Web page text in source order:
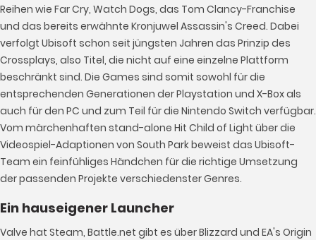
Reihen wie Far Cry, Watch Dogs, das Tom Clancy-Franchise
und das bereits erwähnte Kronjuwel Assassin's Creed. Dabei
verfolgt Ubisoft schon seit jüngsten Jahren das Prinzip des
Crossplays, also Titel, die nicht auf eine einzelne Plattform
beschränkt sind. Die Games sind somit sowohl für die
entsprechenden Generationen der Playstation und X-Box als
auch für den PC und zum Teil für die Nintendo Switch verfügbar.
Vom märchenhaften stand-alone Hit Child of Light über die
Videospiel-Adaptionen von South Park beweist das Ubisoft-
Team ein feinfühliges Händchen für die richtige Umsetzung
der passenden Projekte verschiedenster Genres.
Ein hauseigener Launcher
Valve hat Steam, Battle.net gibt es über Blizzard und EA's Origin